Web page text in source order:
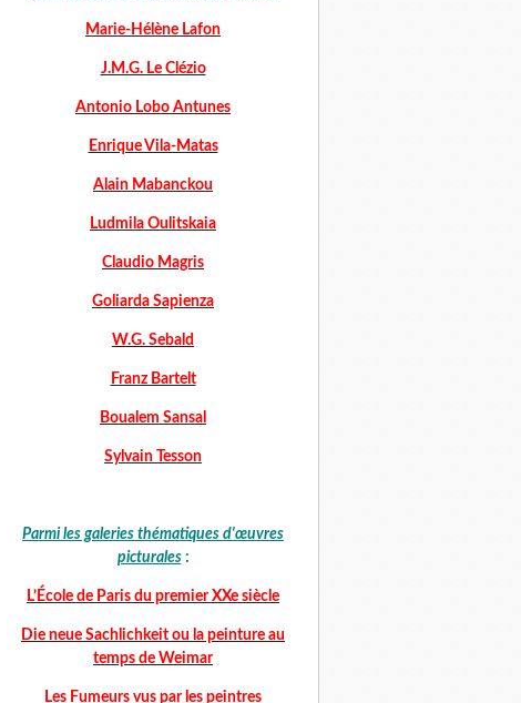
Marie-Hélène Lafon
J.M.G. Le Clézio
Antonio Lobo Antunes
Enrique Vila-Matas
Alain Mabanckou
Ludmila Oulitskaia
Claudio Magris
Goliarda Sapienza
W.G. Sebald
Franz Bartelt
Boualem Sansal
Sylvain Tesson
Parmi les galeries thématiques d'œuvres
picturales:
L’École de Paris du premier XXe siècle
Die neue Sachlichkeit ou la peinture au
temps de Weimar
Les Fumeurs vus par les peintres